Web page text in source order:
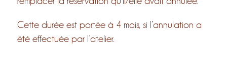
Cette durée est portée à 4 mois, si l’annulation a
été effectuée par l’atelier.